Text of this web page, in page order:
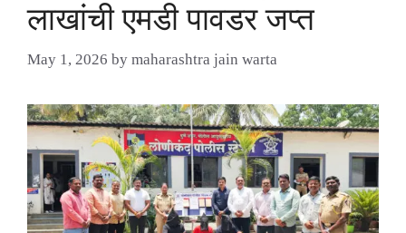
लाखांची एमडी पावडर जप्त
May 1, 2026 by maharashtra jain warta